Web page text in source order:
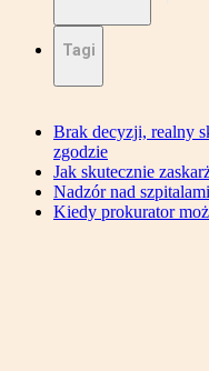
Tagi
Brak decyzji, realny
zgodzie
Jak skutecznie
Nadzór nad
Kiedy prokurator